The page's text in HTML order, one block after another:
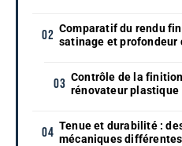
Comparatif du rendu
satinage et profondeur
Contrôle de la
rénovateur plastique
Tenue et durabilité :
mécaniques différentes